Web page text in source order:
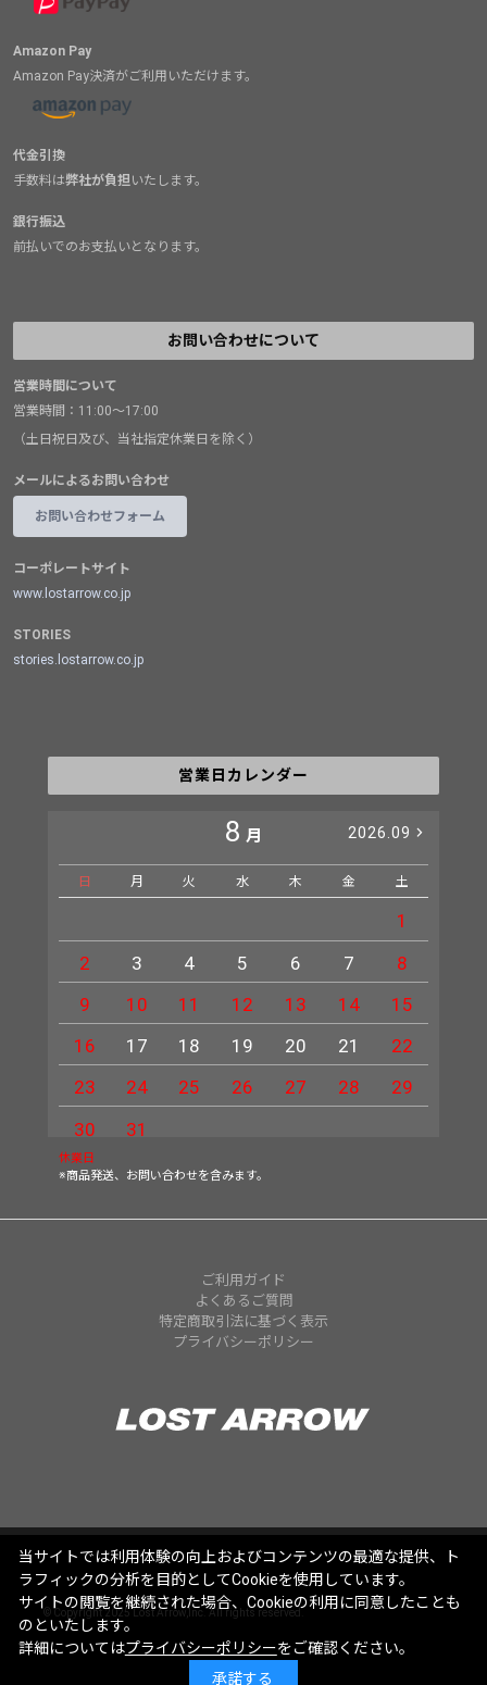
Amazon Pay
Amazon Pay決済がご利用いただけます。
代金引換
手数料は弊社が負担いたします。
銀行振込
前払いでのお支払いとなります。
お問い合わせについて
営業時間について
営業時間：11:00～17:00
（土日祝日及び、当社指定休業日を除く）
メールによるお問い合わせ
お問い合わせフォーム
コーポレートサイト
www.lostarrow.co.jp
STORIES
stories.lostarrow.co.jp
営業日カレンダー
8 月 2026.09
日 月 火 水 木 金 土
1
2
3 4 5 6 7
8
9
10 11 12 13 14
15
16
17 18 19 20 21
22
23
24 25 26 27 28
29
30
31
休業日
※商品発送、お問い合わせを含みます。
ご利用ガイド
よくあるご質問
特定商取引法に基づく表示
プライバシーポリシー
© Copyright 2025 Lost Arrow,Inc. All rights reserved.
当サイトでは利用体験の向上およびコンテンツの最適な提供、ト
ラフィックの分析を目的としてCookieを使用しています。
サイトの閲覧を継続された場合、Cookieの利用に同意したことも
のといたします。
詳細についてはプライバシーポリシーをご確認ください。
承諾する